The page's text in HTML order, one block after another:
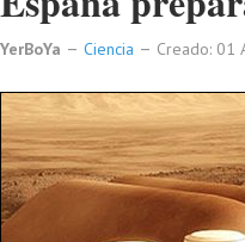
YerBoYa Ciencia Creado: 01